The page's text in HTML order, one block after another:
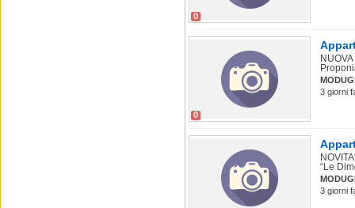
0
0
3 giorni
“Le
3 giorni